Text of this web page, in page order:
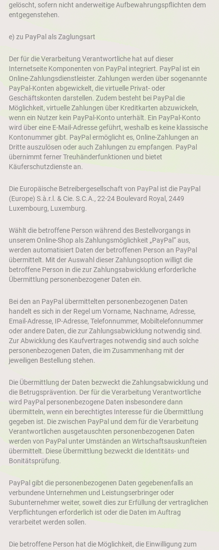
gelöscht, sofern nicht anderweitige Aufbewahrungspflichten dem
entgegenstehen.
e) zu PayPal als Zaglungsart
Der für die Verarbeitung Verantwortliche hat auf dieser
Internetseite Komponenten von PayPal integriert. PayPal ist ein
Online-Zahlungsdienstleister. Zahlungen werden über sogenannte
PayPal-Konten abgewickelt, die virtuelle Privat- oder
Geschäftskonten darstellen. Zudem besteht bei PayPal die
Möglichkeit, virtuelle Zahlungen über Kreditkarten abzuwickeln,
wenn ein Nutzer kein PayPal-Konto unterhält. Ein PayPal-Konto
wird über eine E-Mail-Adresse geführt, weshalb es keine klassische
Kontonummer gibt. PayPal ermöglicht es, Online-Zahlungen an
Dritte auszulösen oder auch Zahlungen zu empfangen. PayPal
übernimmt ferner Treuhänderfunktionen und bietet
Käuferschutzdienste an.
Die Europäische Betreibergesellschaft von PayPal ist die PayPal
(Europe) S.à.r.l. & Cie. S.C.A., 22-24 Boulevard Royal, 2449
Luxembourg, Luxemburg.
Wählt die betroffene Person während des Bestellvorgangs in
unserem Online-Shop als Zahlungsmöglichkeit „PayPal“ aus,
werden automatisiert Daten der betroffenen Person an PayPal
übermittelt. Mit der Auswahl dieser Zahlungsoption willigt die
betroffene Person in die zur Zahlungsabwicklung erforderliche
Übermittlung personenbezogener Daten ein.
Bei den an PayPal übermittelten personenbezogenen Daten
handelt es sich in der Regel um Vorname, Nachname, Adresse,
Email-Adresse, IP-Adresse, Telefonnummer, Mobiltelefonnummer
oder andere Daten, die zur Zahlungsabwicklung notwendig sind.
Zur Abwicklung des Kaufvertrages notwendig sind auch solche
personenbezogenen Daten, die im Zusammenhang mit der
jeweiligen Bestellung stehen.
Die Übermittlung der Daten bezweckt die Zahlungsabwicklung und
die Betrugsprävention. Der für die Verarbeitung Verantwortliche
wird PayPal personenbezogene Daten insbesondere dann
übermitteln, wenn ein berechtigtes Interesse für die Übermittlung
gegeben ist. Die zwischen PayPal und dem für die Verarbeitung
Verantwortlichen ausgetauschten personenbezogenen Daten
werden von PayPal unter Umständen an Wirtschaftsauskunfteien
übermittelt. Diese Übermittlung bezweckt die Identitäts- und
Bonitätsprüfung.
PayPal gibt die personenbezogenen Daten gegebenenfalls an
verbundene Unternehmen und Leistungserbringer oder
Subunternehmer weiter, soweit dies zur Erfüllung der vertraglichen
Verpflichtungen erforderlich ist oder die Daten im Auftrag
verarbeitet werden sollen.
Die betroffene Person hat die Möglichkeit, die Einwilligung zum